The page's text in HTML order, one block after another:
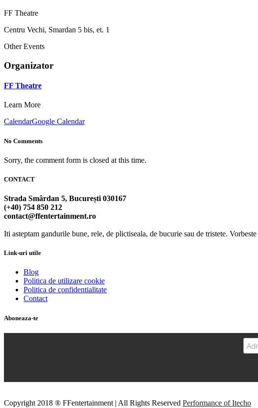
FF Theatre
Centru Vechi, Smardan 5 bis, et. 1
Other Events
Organizator
FF Theatre
Learn More
CalendarGoogle Calendar
No Comments
Sorry, the comment form is closed at this time.
CONTACT
Strada Smârdan 5, București 030167
(+40) 754 850 212
contact@ffentertainment.ro
Iti asteptam gandurile bune, rele, de plictiseala, de bucurie sau de tristete.
Link-uri utile
Blog
Politica de utilizare cookie
Politica de confidentialitate
Contact
Aboneaza-te
Copyright 2018 ® FFentertainment | All Rights Reserved Performance of Itecho